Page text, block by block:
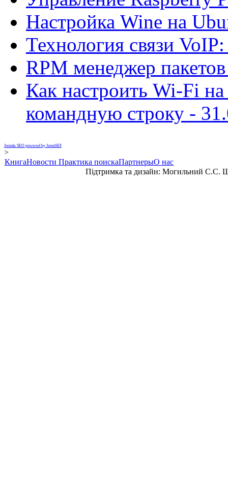
Настройка Wine на
Технология связи
RPM менеджер
Как настроить Wi-Fi
командную строку -
Joomla SEO powered by JoomSEF
>
КнигаНовости Практика поискаПартнерыО нас
Підтримка та дизайн: Могильний С.С.